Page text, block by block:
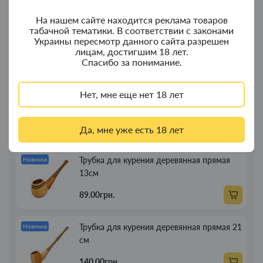
На нашем сайте находится реклама товаров
табачной тематики. В соответствии с законами
Украины пересмотр данного сайта разрешен
лицам, достигшим 18 лет.
Спасибо за понимание.
Нет, мне еще нет 18 лет
Да, мне уже есть 18 лет
Новинка
Колпак для водного "Граната Ф1" - колпак
с дерева
380.00грн.
Портсигар для сигарет Focus з USB
зажигалкой 20 сиг
269.00грн.
Новинка
Трубка для курения деревянная прямая
13см
89.00грн.
Новинка
Трубка для курения деревянная прямая 21
см